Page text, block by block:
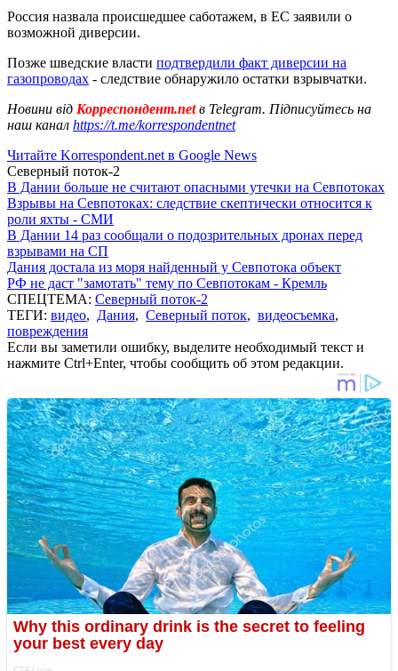
Россия назвала происшедшее саботажем, в ЕС заявили о
возможной диверсии.
Позже шведские власти подтвердили факт диверсии на
газопроводах - следствие обнаружило остатки взрывчатки.
Новини від Корреспондент.netв Telegram. Підписуйтесь на
наш канал https://t.me/korrespondentnet
Читайте Korrespondent.net в Google News
Северный поток-2
В Дании больше не считают опасными утечки на Севпотоках
Взрывы на Севпотоках: следствие скептически относится к
роли яхты - СМИ
В Дании 14 раз сообщали о подозрительных дронах перед
взрывами на СП
Дания достала из моря найденный у Севпотока объект
РФ не даст "замотать" тему по Севпотокам - Кремль
СПЕЦТЕМА: Северный поток-2
ТЕГИ: видео, Дания, Северный поток, видеосъемка,
повреждения
Если вы заметили ошибку, выделите необходимый текст и
нажмите Ctrl+Enter, чтобы сообщить об этом редакции.